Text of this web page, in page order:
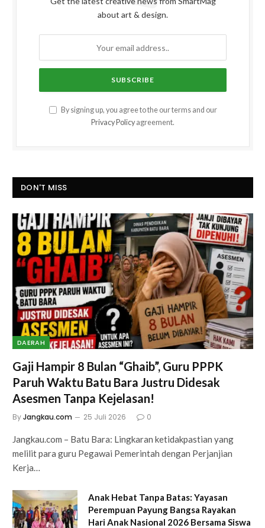
about art & design.
By signing up, you agree to the our terms and our
Privacy Policy agreement.
DON'T MISS
DAERAH
Gaji Hampir 8 Bulan “Ghaib”, Guru PPPK
Paruh Waktu Batu Bara Justru Didesak
Asesmen Tanpa Kejelasan!
ByJangkau.com 25 Juli 2026 0
Jangkau.com – Batu Bara: Lingkaran ketidakpastian yang
melilit para guru Pegawai Pemerintah dengan Perjanjian
Kerja…
Anak Hebat Tanpa Batas: Yayasan
Perempuan Payung Bangsa Rayakan
Hari Anak Nasional 2026 Bersama Siswa